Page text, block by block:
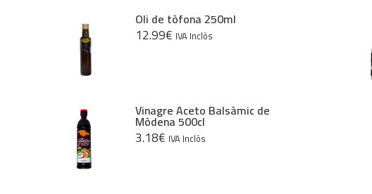
Oli de tòfona 250ml
12.99€ IVA Inclòs
Vinagre Aceto Balsàmic de
Mòdena 500cl
3.18€ IVA Inclòs